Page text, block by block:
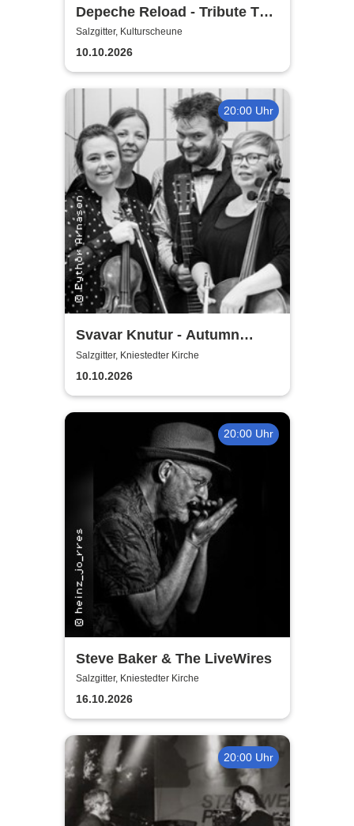
Depeche Reload - Tribute To
Depeche Mode
Salzgitter, Kulturscheune
10.10.2026
20:00 Uhr
Svavar Knutur - Autumn
String Trio Tour
Salzgitter, Kniestedter Kirche
10.10.2026
20:00 Uhr
Steve Baker & The LiveWires
Salzgitter, Kniestedter Kirche
16.10.2026
20:00 Uhr